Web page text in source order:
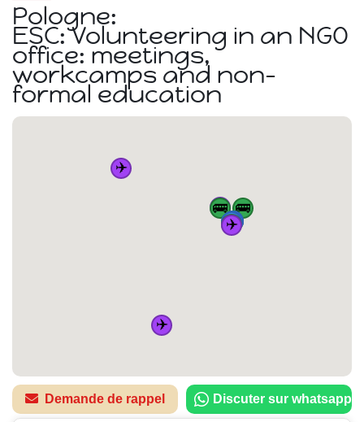
Pologne:
ESC: Volunteering in an NGO
office: meetings,
workcamps and non-
formal education
🏠
🚌
🚌
🚌 🚌
🚆
🚆
🚆
🚆
✈️
✈️
✈️
✈️
Demande de rappel Discuter sur whatsapp